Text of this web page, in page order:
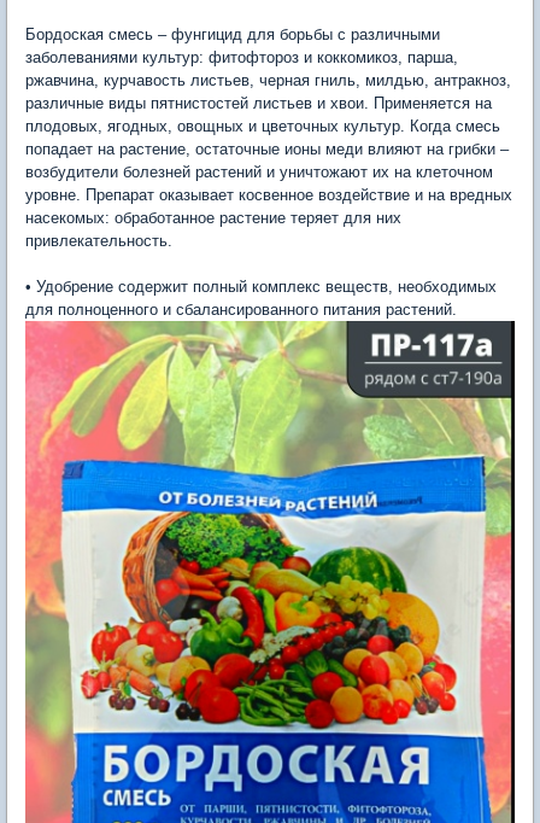
Бордоская смесь – фунгицид для борьбы с различными
заболеваниями культур: фитофтороз и коккомикоз, парша,
ржавчина, курчавость листьев, черная гниль, милдью, антракноз,
различные виды пятнистостей листьев и хвои. Применяется на
плодовых, ягодных, овощных и цветочных культур. Когда смесь
попадает на растение, остаточные ионы меди влияют на грибки –
возбудители болезней растений и уничтожают их на клеточном
уровне. Препарат оказывает косвенное воздействие и на вредных
насекомых: обработанное растение теряет для них
привлекательность.
• Удобрение содержит полный комплекс веществ, необходимых
для полноценного и сбалансированного питания растений.